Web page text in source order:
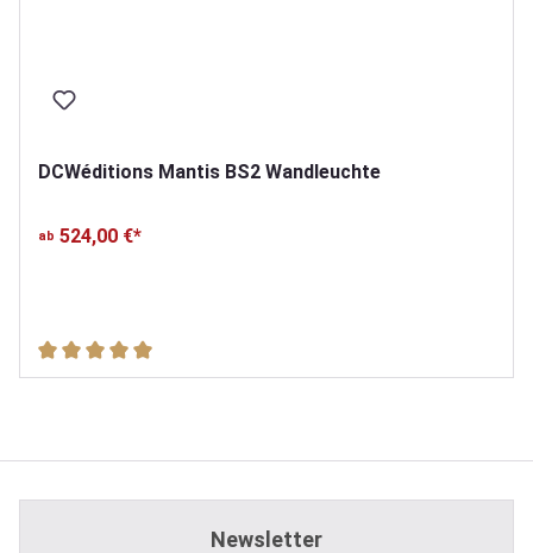
DCWéditions Mantis BS2 Wandleuchte
ab 524,00 €*
Durchschnittliche Bewertung von 5 von 5 Sternen
Newsletter